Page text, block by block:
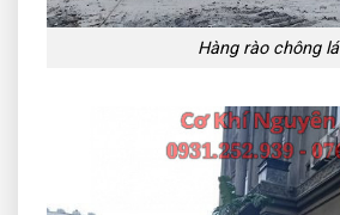
Hàng rào chông lá